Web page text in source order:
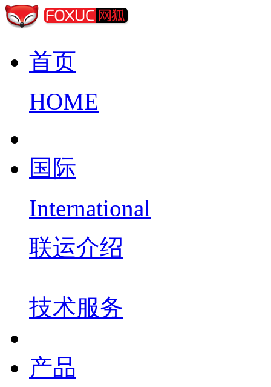
首页
HOME
国际
International
联运介绍
技术服务
产品